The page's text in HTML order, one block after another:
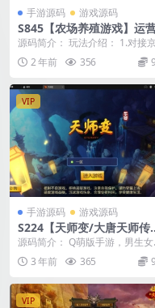
手游源码 游戏源码
S845【农场养殖游戏】运
源码 天鹅城富贵鸡如意猪
传奇吉祥兔理财福利养殖游
源码
源码简介： 玩法介绍： 1.对接
商城，货源正规，所有商品不高
甚至低于京东价...
2 年前 356
VIP
手游源码 游戏源码
S224【天师变/大唐天师传
Q萌怀旧手游Win半手工服务
源码简介： Q萌版手游，男生女
的最爱，Q版的人物造型，要多可
爱有多可爱哦！炫酷...
3 年前 365
VIP